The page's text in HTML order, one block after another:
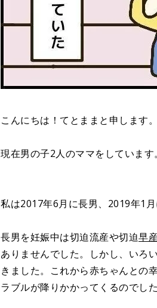
こんにちは！てとままと申します。
現在男の子2人のママをしています。
私は2017年6月に長男、2019年1月
長男を妊娠中は切迫流産や切迫早
ありませんでした。しかし、いろ
きました。これから赤ちゃんとの
ラブルが降りかかってくるのでした